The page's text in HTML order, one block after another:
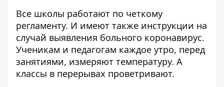
Все школы работают по четкому
регламенту. И имеют также инструкции на
случай выявления больного коронавирус.
Ученикам и педагогам каждое утро, перед
занятиями, измеряют температуру. А
классы в перерывах проветривают.